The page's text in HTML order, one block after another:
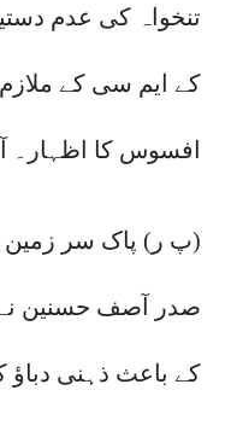
تنخواہ کی عدم
کے ایم سی کے ملازم
افسوس کا
(پ ر) پاک سر زمین
صدر آصف حسنین نے
کے باعث ذہنی دباؤ